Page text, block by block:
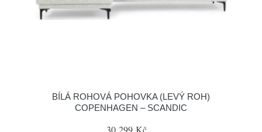
BÍLÁ ROHOVÁ POHOVKA (LEVÝ ROH)
COPENHAGEN – SCANDIC
30 299 Kč